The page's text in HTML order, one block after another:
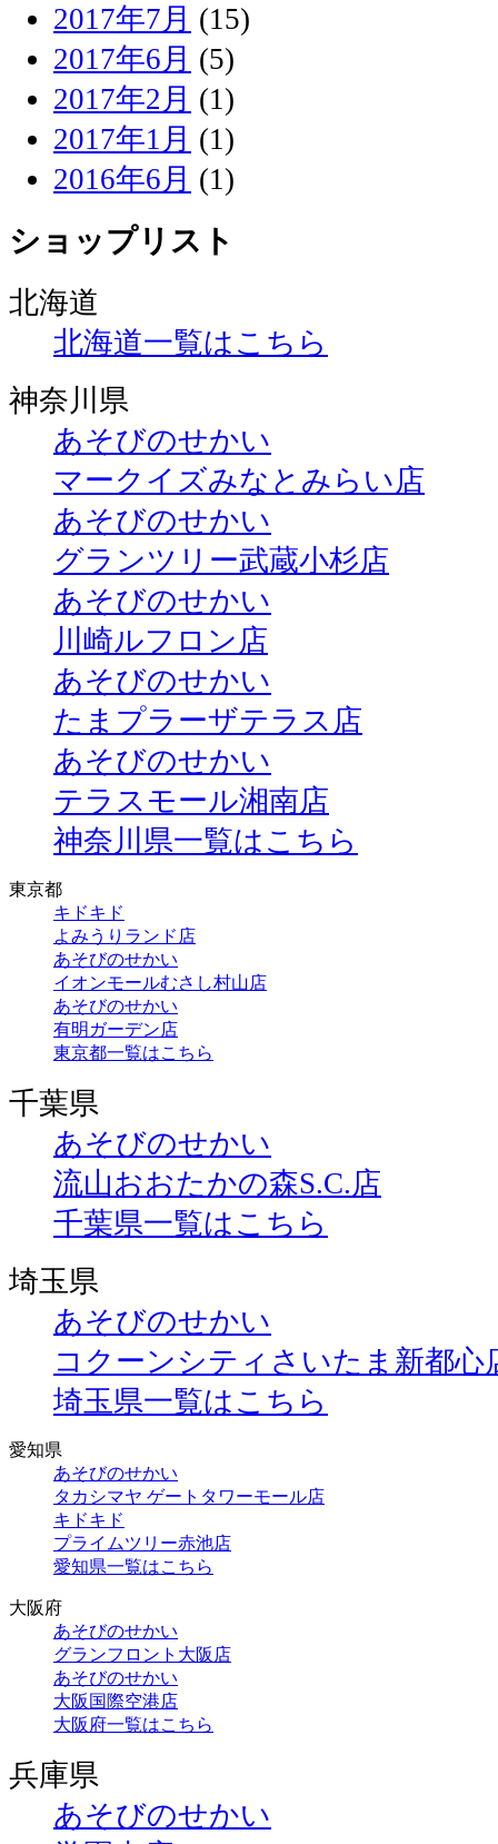
2017年7月 (15)
2017年6月 (5)
2017年2月 (1)
2017年1月 (1)
2016年6月 (1)
ショップリスト
北海道
北海道一覧はこちら
神奈川県
あそびのせかい
マークイズみなとみらい店
あそびのせかい
グランツリー武蔵小杉店
あそびのせかい
川崎ルフロン店
あそびのせかい
たまプラーザテラス店
あそびのせかい
テラスモール湘南店
神奈川県一覧はこちら
東京都
キドキド
よみうりランド店
あそびのせかい
イオンモールむさし村山店
あそびのせかい
有明ガーデン店
東京都一覧はこちら
千葉県
あそびのせかい
流山おおたかの森S.C.店
千葉県一覧はこちら
埼玉県
あそびのせかい
コクーンシティさいたま新都心
埼玉県一覧はこちら
愛知県
あそびのせかい
タカシマヤ ゲートタワーモール店
キドキド
プライムツリー赤池店
愛知県一覧はこちら
大阪府
あそびのせかい
グランフロント大阪店
あそびのせかい
大阪国際空港店
大阪府一覧はこちら
兵庫県
あそびのせかい